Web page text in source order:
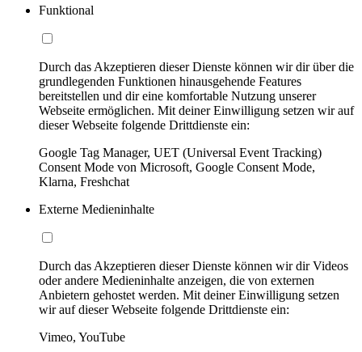
Funktional
Durch das Akzeptieren dieser Dienste können wir dir über die
grundlegenden Funktionen hinausgehende Features
bereitstellen und dir eine komfortable Nutzung unserer
Webseite ermöglichen. Mit deiner Einwilligung setzen wir auf
dieser Webseite folgende Drittdienste ein:
Google Tag Manager, UET (Universal Event Tracking)
Consent Mode von Microsoft, Google Consent Mode,
Klarna, Freshchat
Externe Medieninhalte
Durch das Akzeptieren dieser Dienste können wir dir Videos
oder andere Medieninhalte anzeigen, die von externen
Anbietern gehostet werden. Mit deiner Einwilligung setzen
wir auf dieser Webseite folgende Drittdienste ein:
Vimeo, YouTube